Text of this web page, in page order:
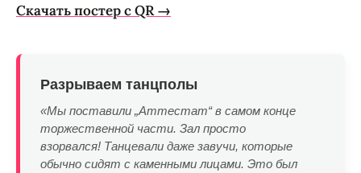
Скачать постер с QR →
Разрываем танцполы
«Мы поставили „Аттестат“ в самом конце
торжественной части. Зал просто
взорвался! Танцевали даже завучи, которые
обычно сидят с каменными лицами. Это был